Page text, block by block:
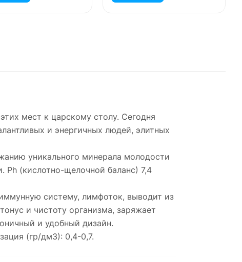
мест к царскому столу. Сегодня
и энергичных людей, элитных
уникального минерала молодости
Ph (кислотно-щелочной баланс) 7,4
систему, лимфоток, выводит из
и чистоту организма, заряжает
и удобный дизайн.
(гр/дм3): 0,4-0,7.